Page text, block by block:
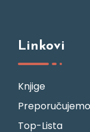
Linkovi
Knjige
Preporučujemo
Top-Lista